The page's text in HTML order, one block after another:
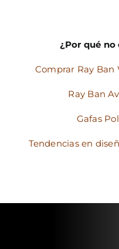
¿Por qué no
Comprar Ray
Ray Ban
Gafas
Tendencias en